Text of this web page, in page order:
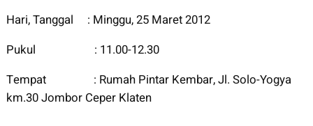
Hari, Tanggal : Minggu, 25 Maret 2012
Pukul : 11.00-12.30
Tempat : Rumah Pintar Kembar, Jl. Solo-Yogya
km.30 Jombor Ceper Klaten